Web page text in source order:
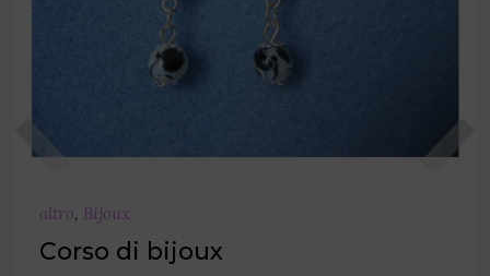
altro, Bijoux
Corso di bijoux